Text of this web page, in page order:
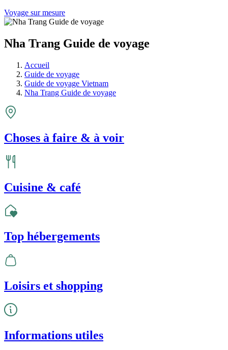
Voyage sur mesure
Nha Trang Guide de voyage
Accueil
Guide de voyage
Guide de voyage Vietnam
Nha Trang Guide de voyage
Choses à faire & à voir
Cuisine & café
Top hébergements
Loisirs et shopping
Informations utiles